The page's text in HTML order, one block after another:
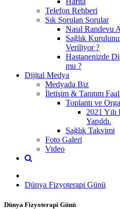
Telefon Rehberi
Sık Sorulan Sorular
Nasıl Randevu
Sağlık
Veriliyor ?
Hastanenizde
mu ?
Dijital Medya
Medyada Biz
İletişim & Tanıtım
Toplantı ve
2021 Yılı
Yapıldı.
Sağlık Takvimi
Foto Galeri
Video
Dünya Fizyoterapi Günü
Dünya Fizyoterapi Günü